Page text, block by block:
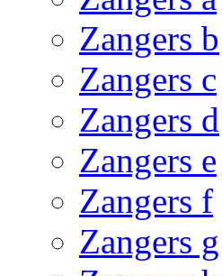
Zangers b
Zangers c
Zangers d
Zangers e
Zangers f
Zangers g